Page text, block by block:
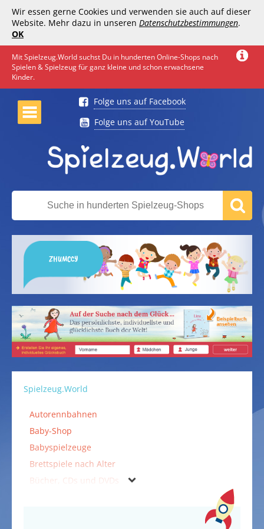
Wir essen gerne Cookies und verwenden sie auch auf dieser
Website. Mehr dazu in unseren Datenschutzbestimmungen.
OK
Mit Spielzeug.World suchst Du in hunderten Online-Shops nach
Spielen & Spielzeug für ganz kleine und schon erwachsene
Kinder.
Folge uns auf Facebook
Folge uns auf YouTube
ZHUMCCY
Spielzeug.World
Autorennbahnen
Baby-Shop
Babyspielzeuge
Brettspiele nach Alter
Bücher, CDs und DVDs